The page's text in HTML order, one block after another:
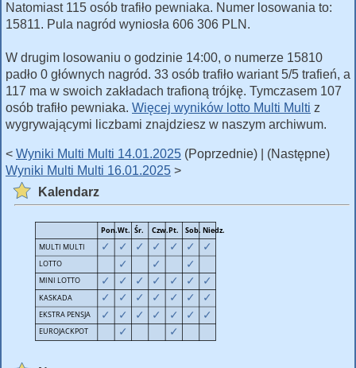
Natomiast 115 osób trafiło pewniaka. Numer losowania to:
15811. Pula nagród wyniosła 606 306 PLN.
W drugim losowaniu o godzinie 14:00, o numerze 15810
padło 0 głównych nagród. 33 osób trafiło wariant 5/5 trafień, a
117 ma w swoich zakładach trafioną trójkę. Tymczasem 107
osób trafiło pewniaka. Więcej wyników lotto Multi Multi z
wygrywającymi liczbami znajdziesz w naszym archiwum.
< Wyniki Multi Multi 14.01.2025 (Poprzednie) | (Następne)
Wyniki Multi Multi 16.01.2025 >
Kalendarz